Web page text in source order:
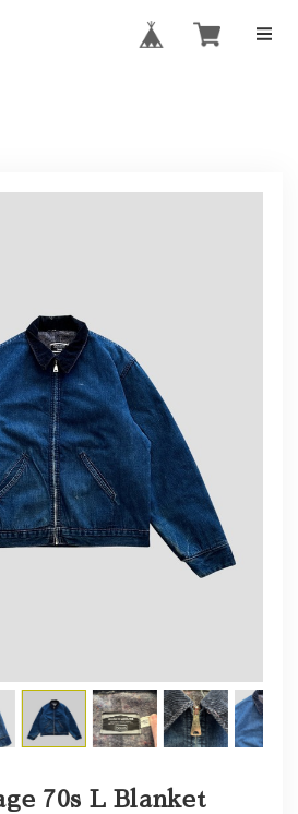
70s L Blanket